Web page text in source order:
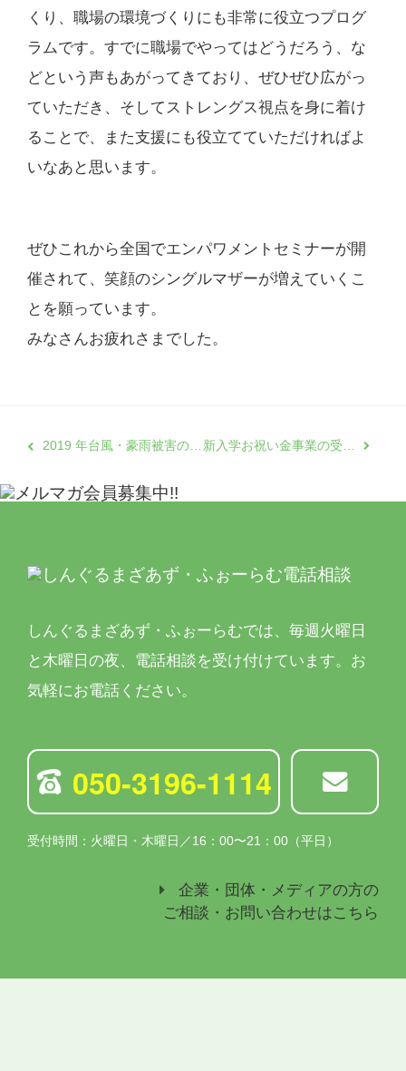
くり、職場の環境づくりにも非常に役立つプログ
ラムです。すでに職場でやってはどうだろう、な
どという声もあがってきており、ぜひぜひ広がっ
ていただき、そしてストレングス視点を身に着け
ることで、また支援にも役立てていただければよ
いなあと思います。
ぜひこれから全国でエンパワメントセミナーが開
催されて、笑顔のシングルマザーが増えていくこ
とを願っています。
みなさんお疲れさまでした。
2019 年台風・豪雨被害のひとり親支援を行います
しんぐるまざあず・ふぉーらむでは、 毎週火曜日
と木曜日の夜、電話相談を受け付けています。 お
気軽にお電話ください。
050-3196-1114
受付時間：火曜日・木曜日／16：00〜21：00（平日）
企業・団体・メディアの方の
ご相談・お問い合わせはこちら